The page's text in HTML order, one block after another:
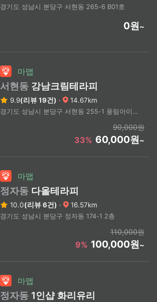
경기도 성남시 분당구 서현동 265-6 B01호
0원~
마맵
서현동 강남크림테라피
9.9(리뷰 19건) · 14.67km
경기도 성남시 분당구 서현동 255-1 풍림아이원플러스 지하 1층
90,000원
33% 60,000원~
마맵
정자동 다올테라피
10.0(리뷰 6건) · 16.57km
경기도 성남시 분당구 정자동 174-1 2층
110,000원
9% 100,000원~
마맵
정자동 1인샵 화리유리